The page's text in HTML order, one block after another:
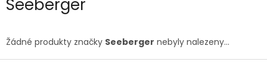
Seeberger
Žádné produkty značky Seeberger nebyly nalezeny...
Z